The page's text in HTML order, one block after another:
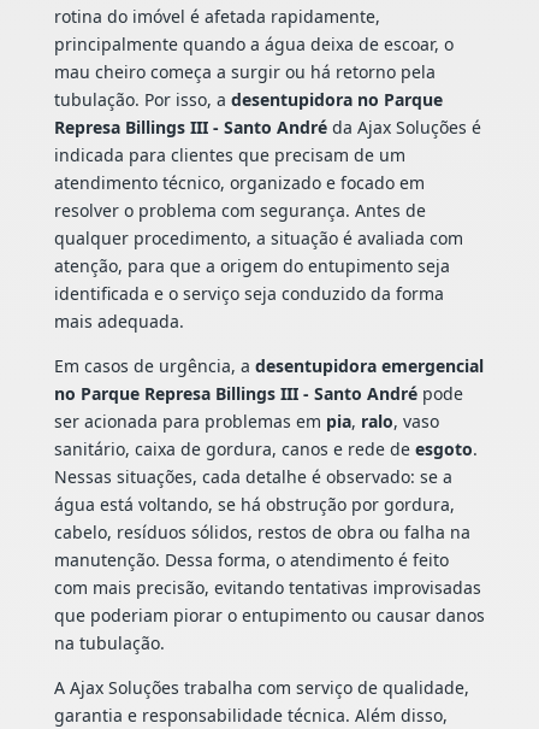
rotina do imóvel é afetada rapidamente,
principalmente quando a água deixa de escoar, o
mau cheiro começa a surgir ou há retorno pela
tubulação. Por isso, a desentupidora no Parque
Represa Billings III - Santo Andréda Ajax Soluções é
indicada para clientes que precisam de um
atendimento técnico, organizado e focado em
resolver o problema com segurança. Antes de
qualquer procedimento, a situação é avaliada com
atenção, para que a origem do entupimento seja
identificada e o serviço seja conduzido da forma
mais adequada.
Em casos de urgência, a desentupidora emergencial
no Parque Represa Billings III - Santo Andrépode
ser acionada para problemas em pia, ralo, vaso
sanitário, caixa de gordura, canos e rede de esgoto.
Nessas situações, cada detalhe é observado: se a
água está voltando, se há obstrução por gordura,
cabelo, resíduos sólidos, restos de obra ou falha na
manutenção. Dessa forma, o atendimento é feito
com mais precisão, evitando tentativas improvisadas
que poderiam piorar o entupimento ou causar danos
na tubulação.
A Ajax Soluções trabalha com serviço de qualidade,
garantia e responsabilidade técnica. Além disso,